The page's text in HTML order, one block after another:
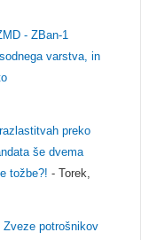
- ZBan-1
varstva, in
preko
še dvema
tožbe?! - Torek,
Zveze potrošnikov